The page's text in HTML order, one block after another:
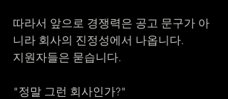
따라서 앞으로 경쟁력은 공고 문구가 아
니라 회사의 진정성에서 나옵니다.
지원자들은 묻습니다.
"정말 그런 회사인가?"